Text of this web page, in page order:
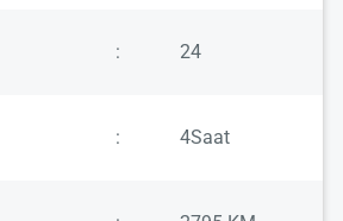
: 24
: 4Saat